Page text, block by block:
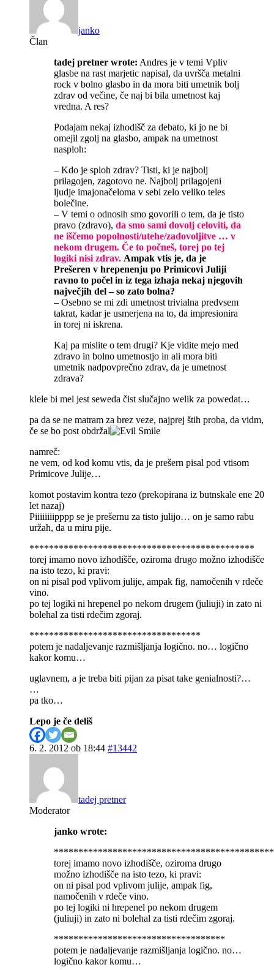
janko
Član
tadej pretner wrote: Andres je v temi Vpliv
glasbe na rast marjetic napisal, da uvršča metalni
rock v bolno glasbo in da mora biti umetnik bolj
zdrav od večine, če naj bi bila umetnost kaj
vredna. A res?
Podajam nekaj izhodišč za debato, ki jo ne bi
omejil zgolj na glasbo, ampak na umetnost
nasploh:
– Kdo je sploh zdrav? Tisti, ki je najbolj
prilagojen, zagotovo ne. Najbolj prilagojeni
ljudje imajonačeloma v sebi zelo veliko teles
bolečine.
– V temi o odnosih smo govorili o tem, da je tisto
pravo (zdravo), da smo sami dovolj celoviti, da
ne iščemo popolnosti/utehe/zadovoljitve … v
nekom drugem. Če to počneš, torej po tej
logiki nisi zdrav. Ampak vtis je, da je
Prešeren v hrepenenju po Primicovi Juliji
ravno to počel in iz tega izhaja nekaj njegovih
največjih del – so zato bolna?
– Osebno se mi zdi umetnost trivialna predvsem
takrat, kadar je usmerjena na to, da impresionira
in torej ni iskrena.
Kaj pa mislite o tem drugi? Kje vidite mejo med
zdravo in bolno umetnostjo in ali mora biti
umetnik nadpovprečno zdrav, da je umetnost
zdrava?
klele bi mel jest seweda čist slučajno welik za powedat…
pa da se ne matram za brez veze, najprej štih proba, da vidm,
če se bo post obdržal
namreč:
ne vem, od kod komu vtis, da je prešern pisal pod vtisom
Primicove Julije…
komot postavim kontra tezo (prekopirana iz butnskale ene 20
let nazaj)
Piiiiiiiipppp se je prešernu za tisto julijo… on je samo rabu
uržah, da u miru pije.
**********************************************
torej imamo novo izhodišče, oziroma drugo možno izhodišče
na isto tezo, ki pravi:
on ni pisal pod vplivom julije, ampak fig, namočenih v rdeče
vino.
po tej logiki ni hrepenel po nekom drugem (juliuji) in zato ni
bolehal za tisti rdečim zgoraj.
***********************************
potem je nadaljevanje razmišljanja logično. no… logično
kakor komu…
uglavnem, a je treba biti pijan za pisat take genialnosti?…
…
pa tko…
Lepo je če deliš
6. 2. 2012 ob 18:44 #13442
tadej pretner
Moderator
janko wrote:
torej imamo novo izhodišče, oziroma drugo
možno izhodišče na isto tezo, ki pravi:
on ni pisal pod vplivom julije, ampak fig,
namočenih v rdeče vino.
po tej logiki ni hrepenel po nekom drugem
(juliuji) in zato ni bolehal za tisti rdečim zgoraj.
***********************************
potem je nadaljevanje razmišljanja logično. no…
logično kakor komu…